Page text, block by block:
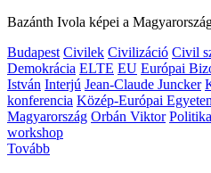
Bazánth Ivola képei a
Budapest Civilek Civilizáció Civil
Demokrácia ELTE EU Európai
István Interjú Jean-Claude Juncker
konferencia Közép-Európai
Magyarország Orbán Viktor Politika
workshop
Tovább